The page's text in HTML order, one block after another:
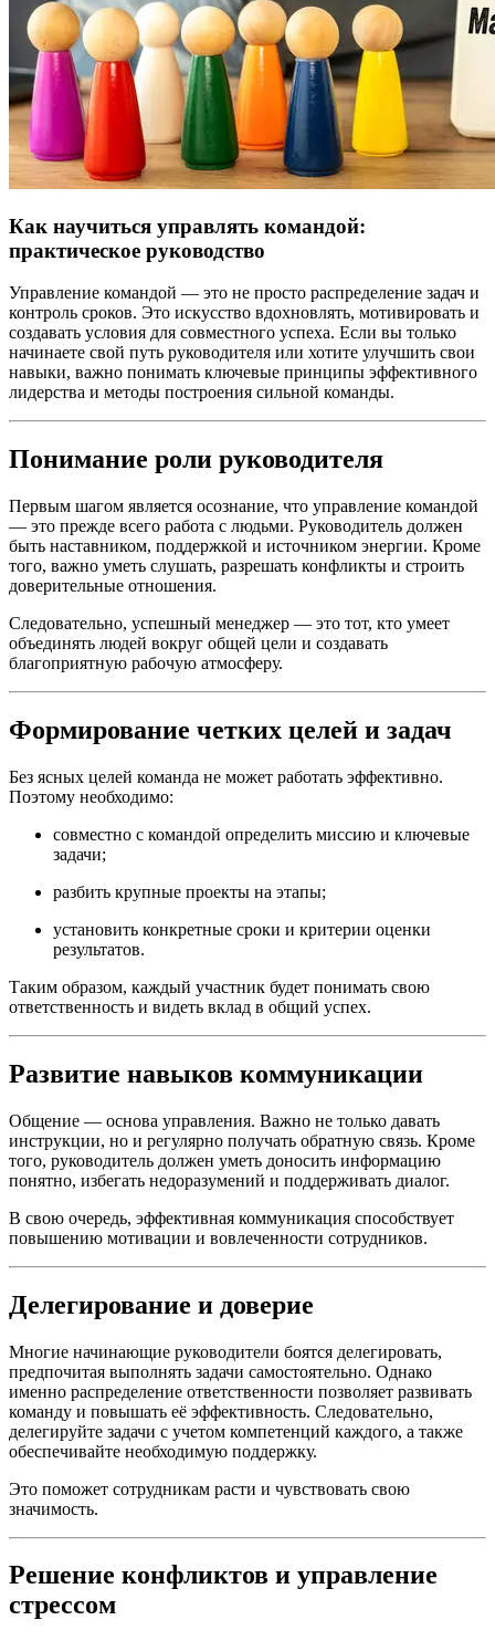
Как научиться управлять командой:
практическое руководство
Управление командой — это не просто распределение задач и
контроль сроков. Это искусство вдохновлять, мотивировать и
создавать условия для совместного успеха. Если вы только
начинаете свой путь руководителя или хотите улучшить свои
навыки, важно понимать ключевые принципы эффективного
лидерства и методы построения сильной команды.
Понимание роли руководителя
Первым шагом является осознание, что управление командой
— это прежде всего работа с людьми. Руководитель должен
быть наставником, поддержкой и источником энергии. Кроме
того, важно уметь слушать, разрешать конфликты и строить
доверительные отношения.
Следовательно, успешный менеджер — это тот, кто умеет
объединять людей вокруг общей цели и создавать
благоприятную рабочую атмосферу.
Формирование четких целей и задач
Без ясных целей команда не может работать эффективно.
Поэтому необходимо:
совместно с командой определить миссию и ключевые
задачи;
разбить крупные проекты на этапы;
установить конкретные сроки и критерии оценки
результатов.
Таким образом, каждый участник будет понимать свою
ответственность и видеть вклад в общий успех.
Развитие навыков коммуникации
Общение — основа управления. Важно не только давать
инструкции, но и регулярно получать обратную связь. Кроме
того, руководитель должен уметь доносить информацию
понятно, избегать недоразумений и поддерживать диалог.
В свою очередь, эффективная коммуникация способствует
повышению мотивации и вовлеченности сотрудников.
Делегирование и доверие
Многие начинающие руководители боятся делегировать,
предпочитая выполнять задачи самостоятельно. Однако
именно распределение ответственности позволяет развивать
команду и повышать её эффективность. Следовательно,
делегируйте задачи с учетом компетенций каждого, а также
обеспечивайте необходимую поддержку.
Это поможет сотрудникам расти и чувствовать свою
значимость.
Решение конфликтов и управление
стрессом